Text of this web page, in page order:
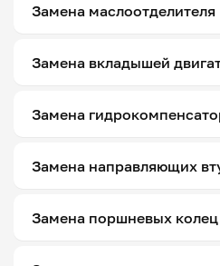
Замена маслоотделителя
Замена вкладышей
Замена
Замена направляющих
Замена поршневых колец